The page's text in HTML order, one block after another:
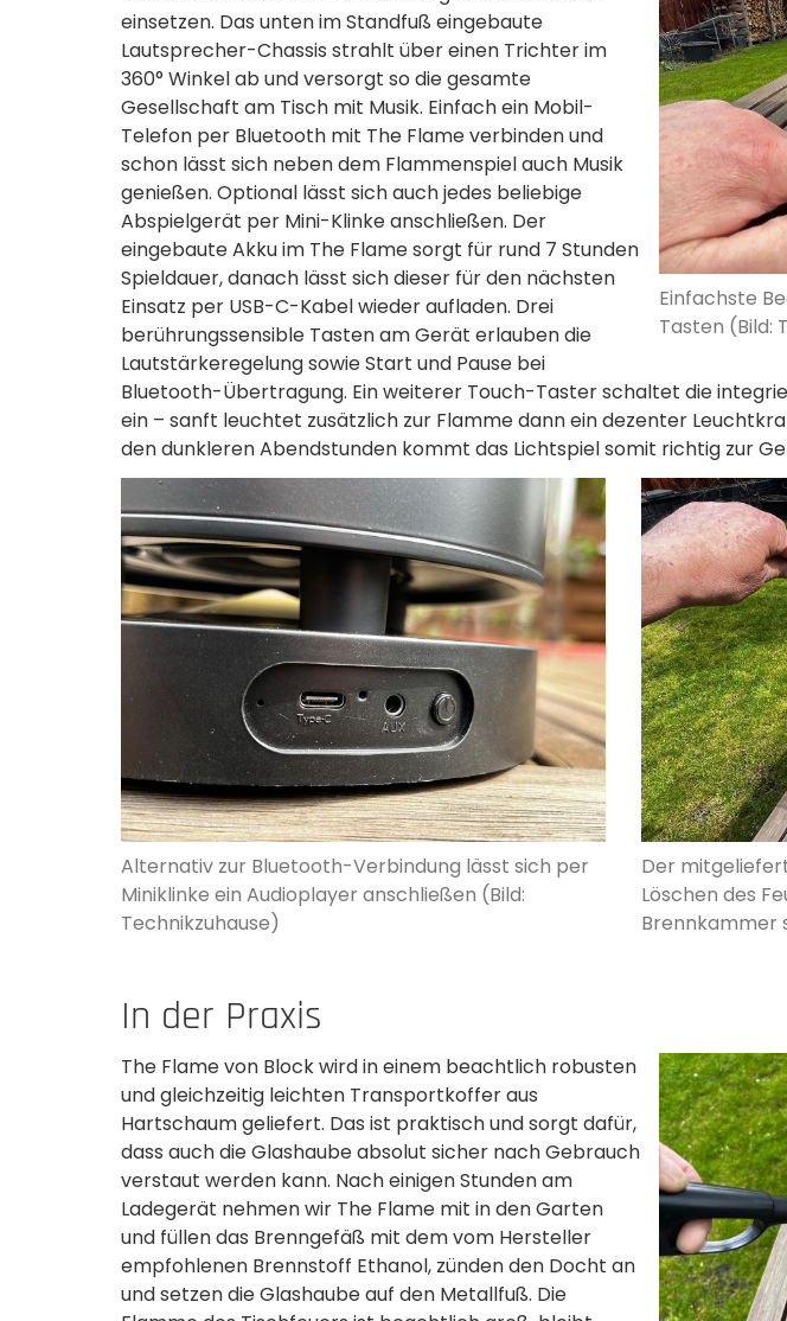
Einfachste
Tasten (Bild:
einsetzen. Das unten im Standfuß eingebaute
Lautsprecher-Chassis strahlt über einen Trichter im
360° Winkel ab und versorgt so die gesamte
Gesellschaft am Tisch mit Musik. Einfach ein Mobil-
Telefon per Bluetooth mit The Flame verbinden und
schon lässt sich neben dem Flammenspiel auch Musik
genießen. Optional lässt sich auch jedes beliebige
Abspielgerät per Mini-Klinke anschließen. Der
eingebaute Akku im The Flame sorgt für rund 7 Stunden
Spieldauer, danach lässt sich dieser für den nächsten
Einsatz per USB-C-Kabel wieder aufladen. Drei
berührungssensible Tasten am Gerät erlauben die
Lautstärkeregelung sowie Start und Pause bei
Bluetooth-Übertragung. Ein weiterer Touch-Taster schaltet die
ein – sanft leuchtet zusätzlich zur Flamme dann ein dezenter
den dunkleren Abendstunden kommt das Lichtspiel somit richtig zur
Alternativ zur Bluetooth-Verbindung lässt sich per
Miniklinke ein Audioplayer anschließen (Bild:
Technikzuhause)
Der
Löschen des
Brennkammer
In der Praxis
The Flame von Block wird in einem beachtlich robusten
und gleichzeitig leichten Transportkoffer aus
Hartschaum geliefert. Das ist praktisch und sorgt dafür,
dass auch die Glashaube absolut sicher nach Gebrauch
verstaut werden kann. Nach einigen Stunden am
Ladegerät nehmen wir The Flame mit in den Garten
und füllen das Brenngefäß mit dem vom Hersteller
empfohlenen Brennstoff Ethanol, zünden den Docht an
und setzen die Glashaube auf den Metallfuß. Die